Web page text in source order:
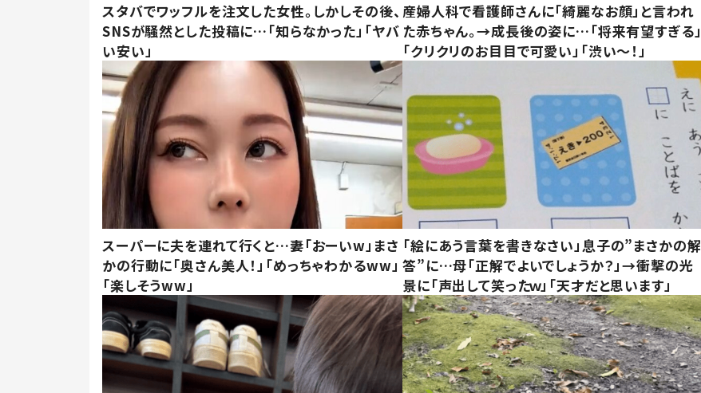
スタバでワッフルを注文した女性。しかしその後、
SNSが騒然とした投稿に…「知らなかった」「ヤバ
い安い」
産婦人科で看護師さんに「綺麗なお顔」と言われ
た赤ちゃん。→成長後の姿に…「将来有望すぎる」
「クリクリのお目目で可愛い」「渋い～！」
スーパーに夫を連れて行くと…妻「おーいw」まさ
かの行動に「奥さん美人！」「めっちゃわかるww」
「楽しそうww」
「絵にあう言葉を書きなさい」息子の”まさかの解
答”に…母「正解でよいでしょうか？」→衝撃の光
景に「声出して笑ったｗ」「天才だと思います」